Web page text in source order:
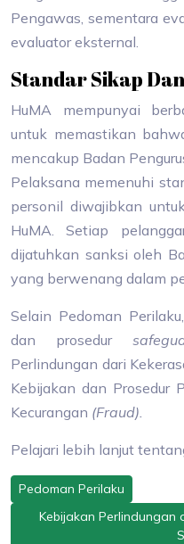
Pengawas, sementara
evaluator eksternal.
Standar Sikap
HuMA mempunyai
untuk memastikan
mencakup Badan
Pelaksana memenuhi
personil diwajibkan
HuMA. Setiap
dijatuhkan sanksi oleh
yang berwenang dalam
Selain Pedoman
dan prosedur
Perlindungan dari
Kebijakan dan Prosedur
Kecurangan (Fraud).
Pelajari lebih lanjut
Pedoman Perilaku
Kebijakan Perlindungan